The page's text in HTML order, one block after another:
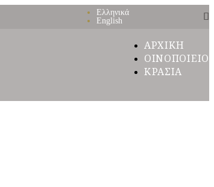
Ελληνικά
English
ΑΡΧΙΚΗ
ΟΙΝΟΠΟΙΕΙΟ
ΚΡΑΣΙΑ